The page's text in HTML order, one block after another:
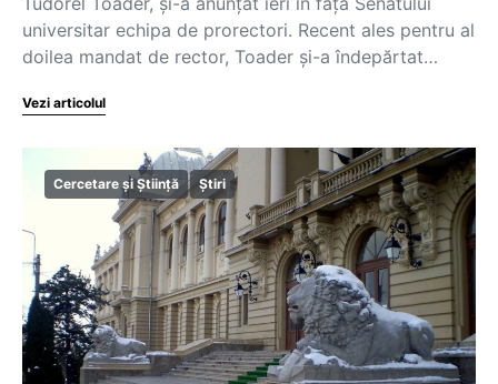
universitar echipa de prorectori. Recent ales pentru al
doilea mandat de rector, Toader şi-a îndepărtat…
Vezi articolul
Cercetare și Știință Știri